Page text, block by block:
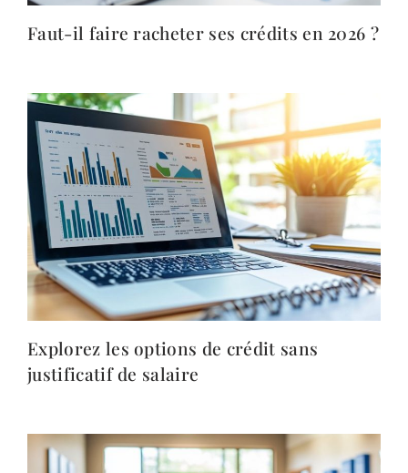
Faut-il faire racheter ses crédits en 2026 ?
Explorez les options de crédit sans
justificatif de salaire